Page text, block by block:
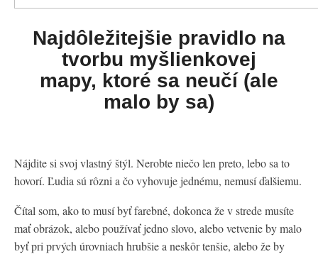
Najdôležitejšie pravidlo na
tvorbu myšlienkovej
mapy, ktoré sa neučí (ale
malo by sa)
Nájdite si svoj vlastný štýl. Nerobte niečo len preto, lebo sa to
hovorí. Ľudia sú rôzni a čo vyhovuje jednému, nemusí ďalšiemu.
Čítal som, ako to musí byť farebné, dokonca že v strede musíte
mať obrázok, alebo používať jedno slovo, alebo vetvenie by malo
byť pri prvých úrovniach hrubšie a neskôr tenšie, alebo že by